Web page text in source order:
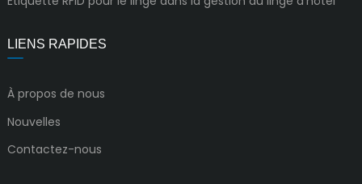
LIENS RAPIDES
À propos de nous
Nouvelles
Contactez-nous